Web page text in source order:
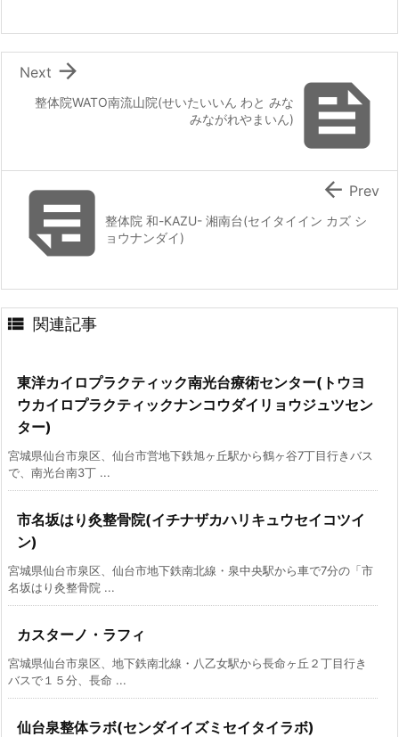

整体院WATO南流山院(せいたいいん わと みな
みながれやまいん)

Next
整体院 和-KAZU- 湘南台(セイタイイン カズ シ
ョウナンダイ)
 Prev
 関連記事
東洋カイロプラクティック南光台療術センター(トウヨ
ウカイロプラクティックナンコウダイリョウジュツセン
ター)
宮城県仙台市泉区、仙台市営地下鉄旭ヶ丘駅から鶴ヶ谷7丁目行きバス
で、南光台南3丁 ...
市名坂はり灸整骨院(イチナザカハリキュウセイコツイ
ン)
宮城県仙台市泉区、仙台市地下鉄南北線・泉中央駅から車で7分の「市
名坂はり灸整骨院 ...
カスターノ・ラフィ
宮城県仙台市泉区、地下鉄南北線・八乙女駅から長命ヶ丘２丁目行き
バスで１５分、長命 ...
仙台泉整体ラボ(センダイイズミセイタイラボ)